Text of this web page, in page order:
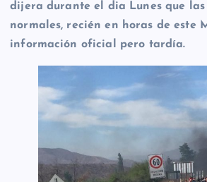
dijera durante el dia Lunes que las
normales, recién en horas de este
información oficial pero tardía.